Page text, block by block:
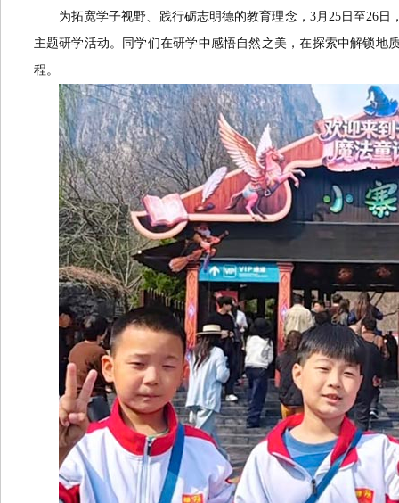
为拓宽学子视野、践行砺志明德的教育理念，3月25日至26
主题研学活动。同学们在研学中感悟自然之美，在探索中解锁
程。